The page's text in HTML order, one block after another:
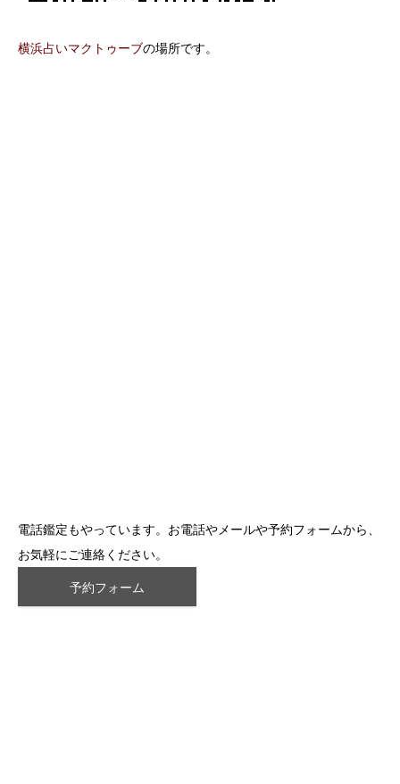
横浜占いマクトゥーブの場所です。
電話鑑定もやっています。お電話やメールや予約フォームから、
お気軽にご連絡ください。
予約フォーム